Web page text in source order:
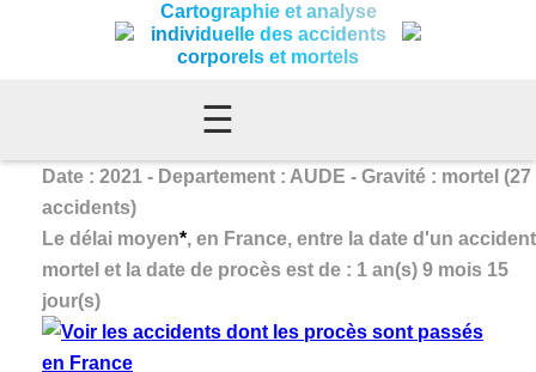
Cartographie et analyse
individuelle des accidents
corporels et mortels
☰
Date : 2021 - Departement : AUDE - Gravité : mortel (27
accidents)
Le délai moyen*, en France, entre la date d'un accident
mortel et la date de procès est de : 1 an(s) 9 mois 15
jour(s)